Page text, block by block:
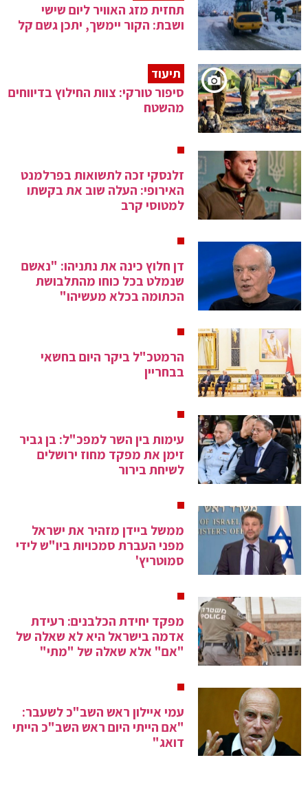
תחזית מזג האוויר ליום שישי
ושבת: הקור יימשך, יתכן גשם קל
תיעוד
סיפור טורקי: צוות החילוץ בדיווחים
מהשטח
זלנסקי זכה לתשואות בפרלמנט
האירופי: העלה שוב את בקשתו
למטוסי קרב
דן חלוץ כינה את נתניהו: "נאשם
שנמלט בכל כוחו מהתלבושת
הכתומה בכלא מעשיהו"
הרמטכ"ל ביקר היום בחשאי
בבחריין
עימות בין השר למפכ"ל: בן גביר
זימן את מפקד מחוז ירושלים
לשיחת בירור
ממשל ביידן מזהיר את ישראל
מפני העברת סמכויות ביו"ש לידי
סמוטריץ'
מפקד יחידת הכלבנים: רעידת
אדמה בישראל היא לא שאלה של
"אם" אלא שאלה של "מתי"
עמי איילון ראש השב"כ לשעבר:
"אם הייתי היום ראש השב"כ הייתי
דואג"